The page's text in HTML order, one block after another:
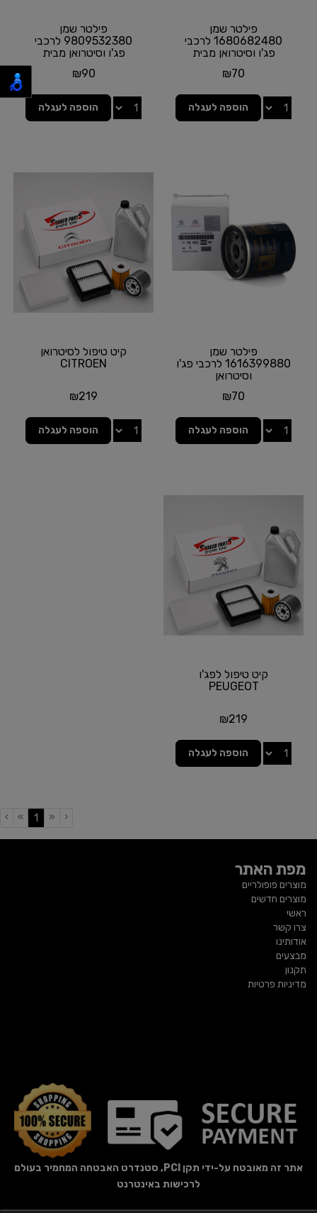
פילטר שמן
1680682480 לרכבי
פג'ו וסיטרואן מבית
₪70
הוספה לעגלה
פילטר שמן
9809532380 לרכבי
פג'ו וסיטרואן מבית
₪90
הוספה לעגלה
פילטר שמן
1616399880 לרכבי פג'ו
וסיטרואן
₪70
הוספה לעגלה
קיט טיפול לסיטרואן
CITROEN
₪219
הוספה לעגלה
קיט טיפול לפג'ו
PEUGEOT
₪219
הוספה לעגלה
‹
«
1
(current)
»
›
מפת האתר
מוצרים פופולריים
מוצרים חדשים
ראשי
צרו קשר
אודותינו
מבצעים
תקנון
מדיניות פרטיות
אתר זה מאובטח על-ידי תקן PCI, סטנדרט האבטחה המחמיר בעולם
לרכישות באינטרנט